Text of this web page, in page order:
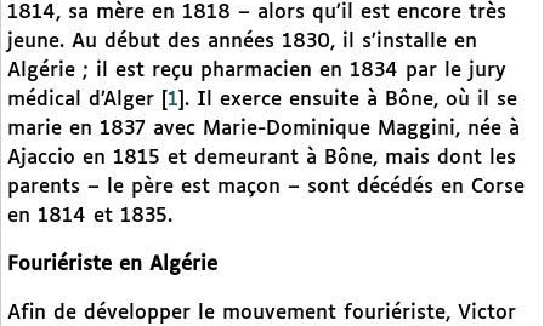
1814, sa mère en 1818 – alors qu’il est encore très
jeune. Au début des années 1830, il s’installe en
Algérie ; il est reçu pharmacien en 1834 par le jury
médical d’Alger
1 . Il exerce ensuite à Bône, où il se
marie en 1837 avec Marie-Dominique Maggini, née à
Ajaccio en 1815 et demeurant à Bône, mais dont les
parents – le père est maçon – sont décédés en Corse
en 1814 et 1835.
Fouriériste en Algérie
Afin de développer le mouvement fouriériste, Victor